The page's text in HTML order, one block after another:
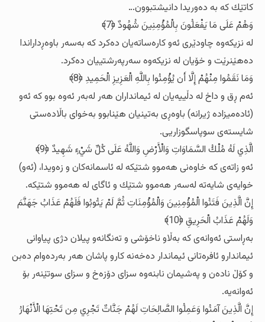
کاتێك که‌ به‌ ده‌وریدا دانیشتبوون…
وَهُمْ عَلَى مَا يَفْعَلُونَ بِالْمُؤْمِنِينَ شُهُودٌ ﴿7﴾
له‌ نزیکه‌وه‌ چاودێری ئه‌و کاره‌ساته‌یان ده‌کرد که‌ به‌سه‌ر باوه‌ڕداراندا
ده‌هێنرێت و خۆیان له‌ نزیکه‌وه‌ سه‌رپه‌رشتییان ده‌کرد.
وَمَا نَقَمُوا مِنْهُمْ إِلَّا أَن يُؤْمِنُوا بِاللَّهِ الْعَزِيزِ الْحَمِيدِ ﴿8﴾
ئه‌م ڕق و داخ له‌ دڵییه‌یان له‌ ئیمانداران هه‌ر له‌به‌ر ئه‌وه‌ بوو که‌ ئه‌و
(ئاده‌میزاده‌ ژیرانه‌) باوه‌ڕی به‌تینیان هێنابوو به‌خوای باڵاده‌ستی
شایسته‌ی سوپاسگوزاریی.
الَّذِي لَهُ مُلْكُ السَّمَاوَاتِ وَالْأَرْضِ وَاللَّهُ عَلَى كُلِّ شَيْءٍ شَهِيدٌ ﴿9﴾
ئه‌و زاته‌ی که‌ خاوه‌نی هه‌موو شتێکه‌ له‌ ئاسمانه‌کان و زه‌ویدا، (ئه‌و)
خوایه‌ی شایه‌ته‌ له‌سه‌ر هه‌موو شتێك و ئاگای له‌ هه‌موو شتێکه‌.
إِنَّ الَّذِينَ فَتَنُوا الْمُؤْمِنِينَ وَالْمُؤْمِنَاتِ ثُمَّ لَمْ يَتُوبُوا فَلَهُمْ عَذَابُ جَهَنَّمَ
وَلَهُمْ عَذَابُ الْحَرِيقِ ﴿10﴾
به‌ڕاستی ئه‌وانه‌ی که‌ به‌ڵاو ناخۆشی و ته‌نگانه‌و پیلان دژی پیاوانی
ئیماندارو ئافره‌تانی ئیماندار ده‌خه‌نه‌ کارو پاشان هه‌ر به‌رده‌وام ده‌بن
و کۆڵ ناده‌ن و په‌شیمان نابنه‌وه‌ سزای دۆزه‌خ و سزای سوتێنه‌ر بۆ
ئه‌وانه‌یه‌.
إِنَّ الَّذِينَ آمَنُوا وَعَمِلُوا الصَّالِحَاتِ لَهُمْ جَنَّاتٌ تَجْرِي مِن تَحْتِهَا الْأَنْهَارُ